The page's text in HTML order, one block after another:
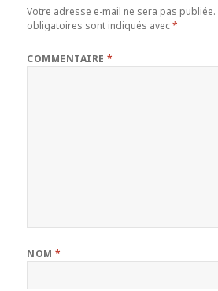
Votre adresse e-mail ne sera pas publiée.
obligatoires sont indiqués avec*
COMMENTAIRE*
NOM*